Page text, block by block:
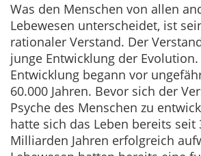
Was den Menschen von allen
Lebewesen unterscheidet, ist
rationaler Verstand. Der
junge Entwicklung der Evolution.
Entwicklung begann vor
60.000 Jahren. Bevor sich der
Psyche des Menschen zu
hatte sich das Leben bereits seit
Milliarden Jahren erfolgreich